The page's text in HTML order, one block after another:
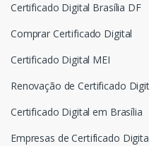
Certificado Digital Brasília DF
Comprar Certificado Digital
Certificado Digital MEI
Renovação de Certificado
Certificado Digital em Brasília
Empresas de Certificado